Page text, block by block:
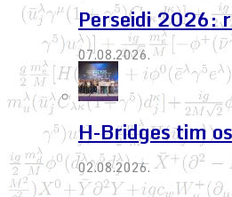
Perseidi 2026:
07.08.2026.
H-Bridges tim
02.08.2026.